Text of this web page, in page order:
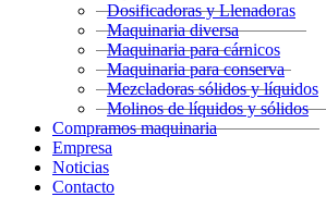
Dosificadoras y Llenadoras
Maquinaria diversa
Maquinaria para cárnicos
Maquinaria para conserva
Mezcladoras sólidos y líquidos
Molinos de líquidos y sólidos
Compramos maquinaria
Empresa
Noticias
Contacto